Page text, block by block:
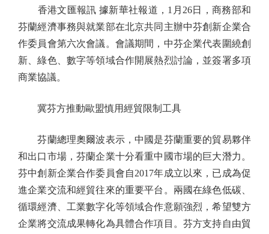
香港文匯報訊 據新華社報道，1月26日，商務部和
芬蘭經濟事務與就業部在北京共同主辦中芬創新企業合
作委員會第六次會議。會議期間，中芬企業代表圍繞創
新、綠色、數字等領域合作開展熱烈討論，並簽署多項
商業協議。
冀芬方推動歐盟慎用經貿限制工具
芬蘭總理奧爾波表示，中國是芬蘭重要的貿易夥伴
和出口市場，芬蘭企業十分看重中國市場的巨大潛力。
芬中創新企業合作委員會自2017年成立以來，已成為促
進企業交流和經貿往來的重要平台。兩國在綠色低碳、
循環經濟、工業數字化等領域合作意願強烈，希望雙方
企業將交流成果轉化為具體合作項目。芬方支持自由貿